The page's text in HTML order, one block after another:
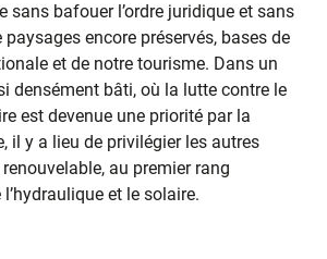
sans bafouer l’ordre juridique et sans
paysages encore préservés, bases de
et de notre tourisme. Dans un
densément bâti, où la lutte contre le
est devenue une priorité par la
il y a lieu de privilégier les autres
au premier rang
et le solaire.